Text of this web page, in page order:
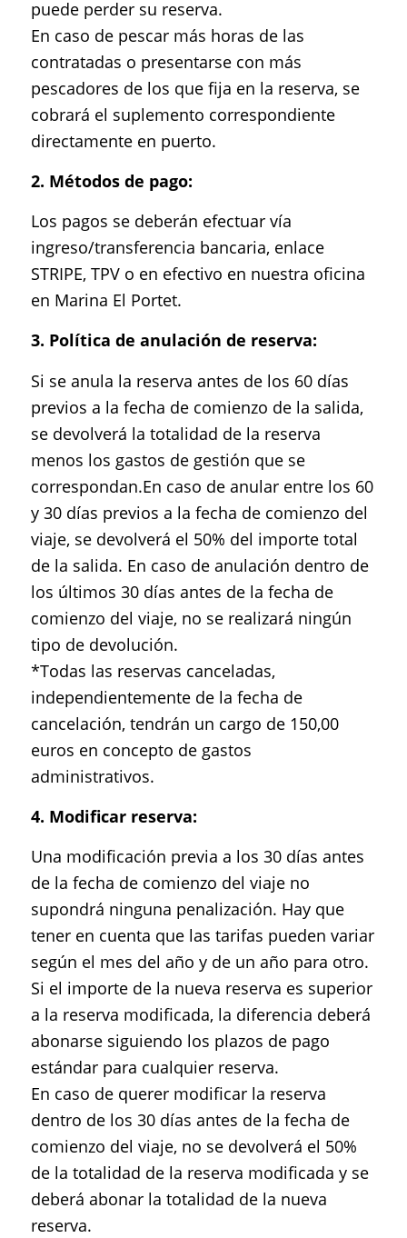
puede perder su reserva.
En caso de pescar más horas de las
contratadas o presentarse con más
pescadores de los que fija en la reserva, se
cobrará el suplemento correspondiente
directamente en puerto.
2. Métodos de pago:
Los pagos se deberán efectuar vía
ingreso/transferencia bancaria, enlace
STRIPE, TPV o en efectivo en nuestra oficina
en Marina El Portet.
3. Política de anulación de reserva:
Si se anula la reserva antes de los 60 días
previos a la fecha de comienzo de la salida,
se devolverá la totalidad de la reserva
menos los gastos de gestión que se
correspondan.En caso de anular entre los 60
y 30 días previos a la fecha de comienzo del
viaje, se devolverá el 50% del importe total
de la salida. En caso de anulación dentro de
los últimos 30 días antes de la fecha de
comienzo del viaje, no se realizará ningún
tipo de devolución.
*Todas las reservas canceladas,
independientemente de la fecha de
cancelación, tendrán un cargo de 150,00
euros en concepto de gastos
administrativos.
4. Modificar reserva:
Una modificación previa a los 30 días antes
de la fecha de comienzo del viaje no
supondrá ninguna penalización. Hay que
tener en cuenta que las tarifas pueden variar
según el mes del año y de un año para otro.
Si el importe de la nueva reserva es superior
a la reserva modificada, la diferencia deberá
abonarse siguiendo los plazos de pago
estándar para cualquier reserva.
En caso de querer modificar la reserva
dentro de los 30 días antes de la fecha de
comienzo del viaje, no se devolverá el 50%
de la totalidad de la reserva modificada y se
deberá abonar la totalidad de la nueva
reserva.